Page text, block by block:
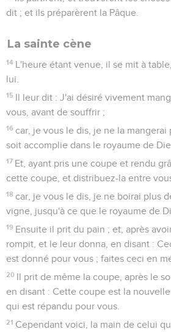
dit ; et ils préparèrent la Pâque.
La sainte cène
14 L'heure étant venue, il se mit à
lui.
15 Il leur dit : J'ai désiré vivement
vous, avant de souffrir ;
16 car, je vous le dis, je ne la
soit accomplie dans le royaume de
17 Et, ayant pris une coupe et rendu
cette coupe, et distribuez-la entre
18 car, je vous le dis, je ne boirai plus
vigne, jusqu'à ce que le royaume de
19 Ensuite il prit du pain ; et, après
rompit, et le leur donna, en disant :
est donné pour vous ; faites ceci en
20 Il prit de même la coupe, après le
en disant : Cette coupe est la
qui est répandu pour vous.
21 Cependant voici, la main de celui